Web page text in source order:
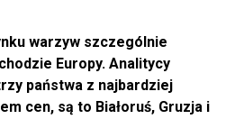
warzyw szczególnie
Europy. Analitycy
państwa z najbardziej
cen, są to Białoruś, Gruzja i